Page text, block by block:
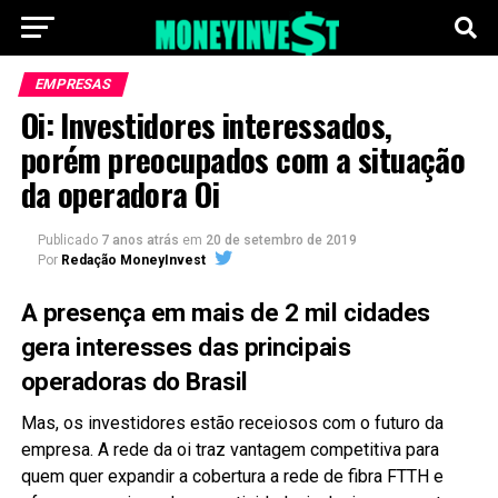
EMPRESAS
Oi: Investidores interessados,
porém preocupados com a situação
da operadora Oi
Publicado 7 anos atrás em 20 de setembro de 2019
Por Redação MoneyInvest
A presença em mais de 2 mil cidades
gera interesses das principais
operadoras do Brasil
Mas, os investidores estão receiosos com o futuro da
empresa. A rede da oi traz vantagem competitiva para
quem quer expandir a cobertura a rede de fibra FTTH e